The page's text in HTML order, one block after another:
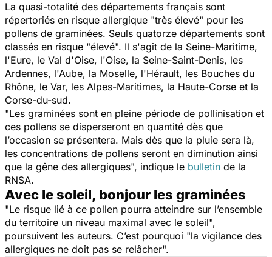
La quasi-totalité des départements français sont
répertoriés en risque allergique "très élevé" pour les
pollens de graminées. Seuls quatorze départements sont
classés en risque "élevé". Il s'agit de la Seine-Maritime,
l'Eure, le Val d'Oise, l'Oise, la Seine-Saint-Denis, les
Ardennes, l'Aube, la Moselle, l'Hérault, les Bouches du
Rhône, le Var, les Alpes-Maritimes, la Haute-Corse et la
Corse-du-sud.
"Les graminées sont en pleine période de pollinisation et
ces pollens se disperseront en quantité dès que
l’occasion se présentera. Mais dès que la pluie sera là,
les concentrations de pollens seront en diminution ainsi
que la gêne des allergiques", indique le bulletin de la
RNSA.
Avec le soleil, bonjour les graminées
"Le risque lié à ce pollen pourra atteindre sur l’ensemble
du territoire un niveau maximal avec le soleil",
poursuivent les auteurs. C’est pourquoi "la vigilance des
allergiques ne doit pas se relâcher".